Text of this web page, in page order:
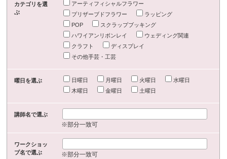
カテゴリを選
ぶ
アーティフィシャルフラワー
プリザーブドフラワー
ラッピング
POP
スクラップブッキング
ハワイアンリボンレイ
ウェディング関連
クラフト
ディスプレイ
その他手芸・工芸
曜日を選ぶ 日曜日 月曜日 火曜日
水曜日
木曜日
金曜日 土曜日
講師名で選ぶ
※部分一致可
ワークショッ
プ名で選ぶ
※部分一致可